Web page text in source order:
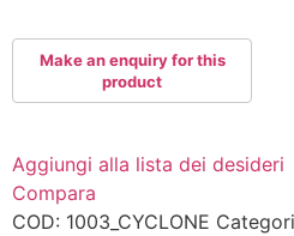
Aggiungi alla lista dei desideri
Compara
COD: 1003_CYCLONE